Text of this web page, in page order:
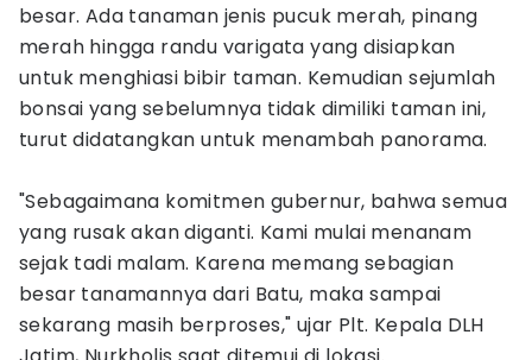
besar. Ada tanaman jenis pucuk merah, pinang
merah hingga randu varigata yang disiapkan
untuk menghiasi bibir taman. Kemudian sejumlah
bonsai yang sebelumnya tidak dimiliki taman ini,
turut didatangkan untuk menambah panorama.
"Sebagaimana komitmen gubernur, bahwa semua
yang rusak akan diganti. Kami mulai menanam
sejak tadi malam. Karena memang sebagian
besar tanamannya dari Batu, maka sampai
sekarang masih berproses," ujar Plt. Kepala DLH